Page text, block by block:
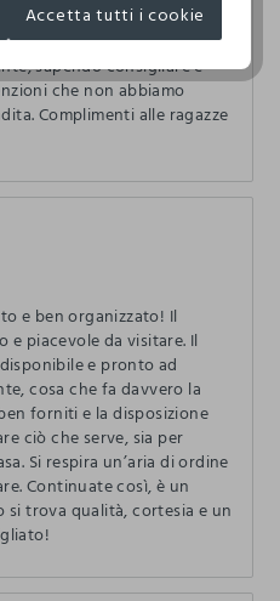
con personale
ma soprattutto
sapendo consigliare e
che non abbiamo
Complimenti alle ragazze
e ben organizzato! Il
e piacevole da visitare. Il
e pronto ad
cosa che fa davvero la
forniti e la disposizione
ciò che serve, sia per
Si respira un’aria di ordine
Continuate così, è un
trova qualità, cortesia e un
Accetta tutti i cookie